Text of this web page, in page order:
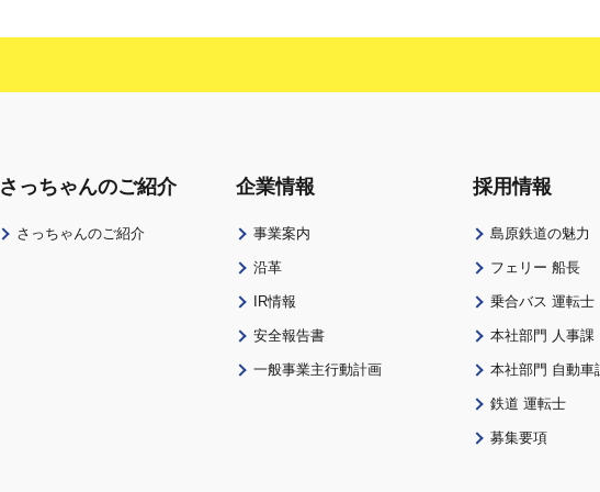
さっちゃんのご紹介
さっちゃんのご紹介
企業情報
事業案内
沿革
IR情報
安全報告書
一般事業主行動計画
採用情報
島原鉄道の魅力
フェリー 船長
乗合バス 運転士
本社部門 人事課
本社部門 自動車
鉄道 運転士
募集要項